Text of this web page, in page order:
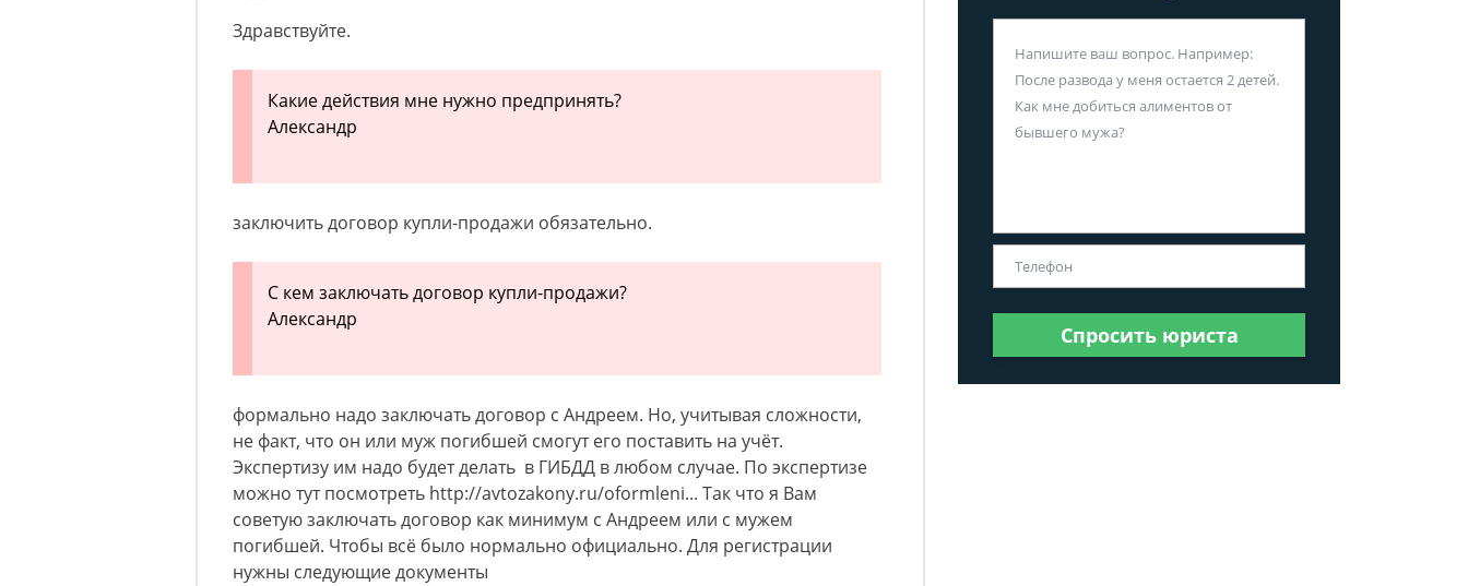
Здравствуйте.
Какие действия мне нужно предпринять?
Александр
заключить договор купли-продажи обязательно.
С кем заключать договор купли-продажи?
Александр
формально надо заключать договор с Андреем. Но, учитывая сложности,
не факт, что он или муж погибшей смогут его поставить на учёт.
Экспертизу им надо будет делать в ГИБДД в любом случае. По экспертизе
можно тут посмотреть http://avtozakony.ru/oformleni... Так что я Вам
советую заключать договор как минимум с Андреем или с мужем
погибшей. Чтобы всё было нормально официально. Для регистрации
нужны следующие документы
Спросить юриста